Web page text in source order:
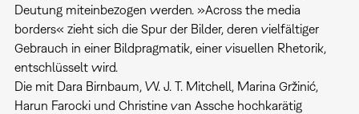
Deutung miteinbezogen werden. »Across the media
borders« zieht sich die Spur der Bilder, deren vielfältiger
Gebrauch in einer Bildpragmatik, einer visuellen Rhetorik,
entschlüsselt wird.
Die mit Dara Birnbaum, W. J. T. Mitchell, Marina Gržinić,
Harun Farocki und Christine van Assche hochkarätig